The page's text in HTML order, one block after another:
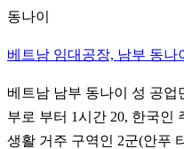
동나이
베트남 임대공장, 남부 동
베트남 남부 동나이 성 공
부로 부터 1시간 20, 한국인
생활 거주 구역인 2군(안푸